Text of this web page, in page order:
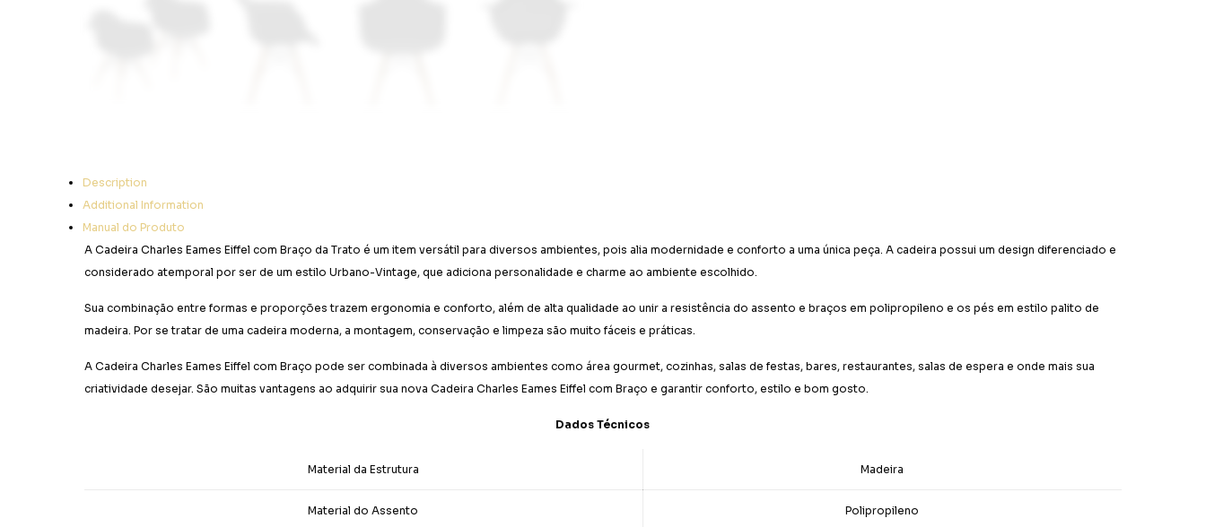
Description
Additional Information
Manual do Produto
A Cadeira Charles Eames Eiffel com Braço da Trato é um item versátil para diversos ambientes, pois alia modernidade e conforto a uma única peça. A cadeira possui um design diferenciado e
considerado atemporal por ser de um estilo Urbano-Vintage, que adiciona personalidade e charme ao ambiente escolhido.
Sua combinação entre formas e proporções trazem ergonomia e conforto, além de alta qualidade ao unir a resistência do assento e braços em polipropileno e os pés em estilo palito de
madeira. Por se tratar de uma cadeira moderna, a montagem, conservação e limpeza são muito fáceis e práticas.
A Cadeira Charles Eames Eiffel com Braço pode ser combinada à diversos ambientes como área gourmet, cozinhas, salas de festas, bares, restaurantes, salas de espera e onde mais sua
criatividade desejar. São muitas vantagens ao adquirir sua nova Cadeira Charles Eames Eiffel com Braço e garantir conforto, estilo e bom gosto.
Dados Técnicos
Material da Estrutura Madeira
Material do Assento Polipropileno